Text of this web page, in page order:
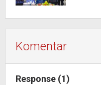
Komentar
Response (1)